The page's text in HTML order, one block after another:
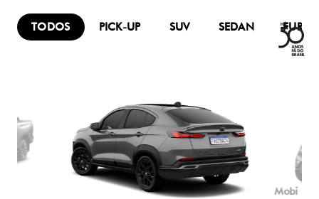
TODOS PICK-UP SUV SEDAN
Mobi